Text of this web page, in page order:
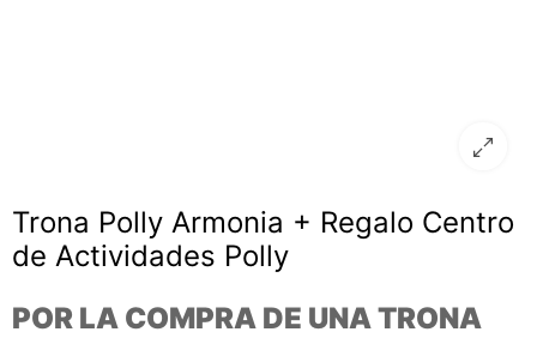
Trona Polly Armonia + Regalo Centro
de Actividades Polly
POR LA COMPRA DE UNA TRONA